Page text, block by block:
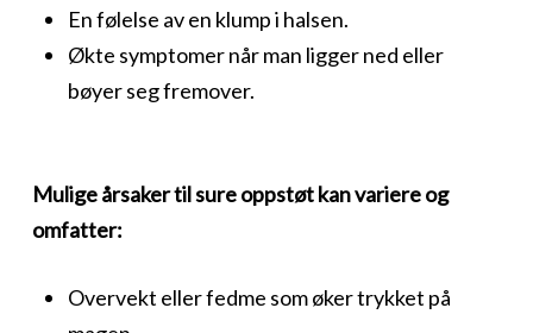
En følelse av en klump i halsen.
Økte symptomer når man ligger ned eller
bøyer seg fremover.
Mulige årsaker til sure oppstøt kan variere og
omfatter:
Overvekt eller fedme som øker trykket på